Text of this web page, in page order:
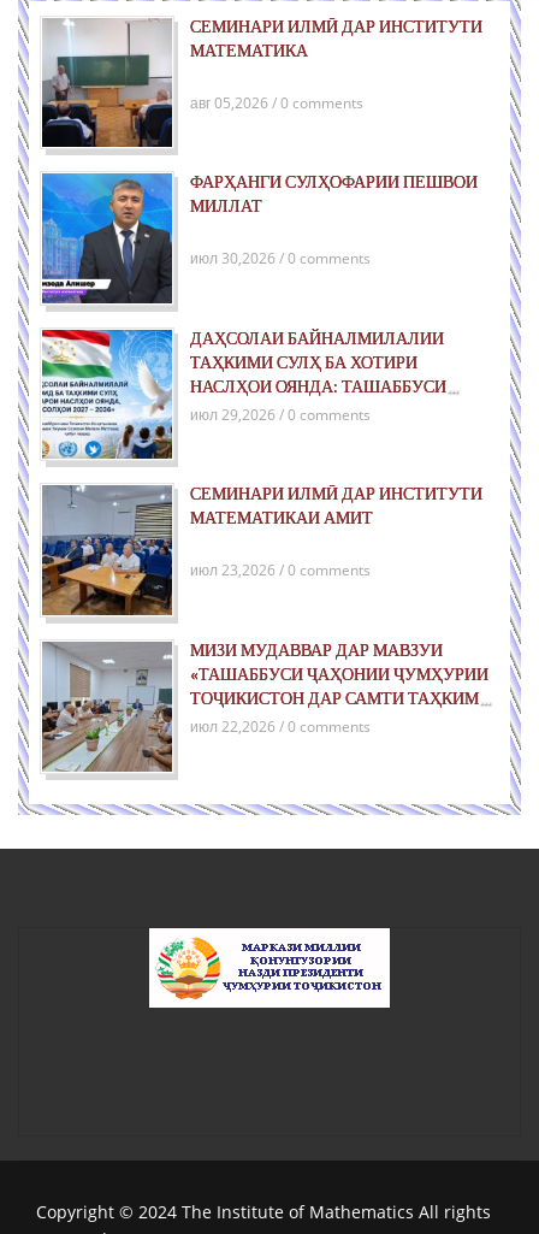
СЕМИНАРИ ИЛМӢ ДАР ИНСТИТУТИ
МАТЕМАТИКА
авг 05,2026 / 0 comments
ФАРҲАНГИ СУЛҲОФАРИИ ПЕШВОИ
МИЛЛАТ
июл 30,2026 / 0 comments
ДАҲСОЛАИ БАЙНАЛМИЛАЛИИ
ТАҲКИМИ СУЛҲ БА ХОТИРИ
НАСЛҲОИ ОЯНДА: ТАШАББУСИ
ҶАҲОНИИ ҶУМҲУРИИ ТОҶИКИСТОН
июл 29,2026 / 0 comments
СЕМИНАРИ ИЛМӢ ДАР ИНСТИТУТИ
МАТЕМАТИКАИ АМИТ
июл 23,2026 / 0 comments
МИЗИ МУДАВВАР ДАР МАВЗУИ
«ТАШАББУСИ ҶАҲОНИИ ҶУМҲУРИИ
ТОҶИКИСТОН ДАР САМТИ ТАҲКИМИ
СУЛҲ БАРОИ НАСЛҲОИ ОЯНДА»
июл 22,2026 / 0 comments
Copyright © 2024 The Institute of Mathematics All rights